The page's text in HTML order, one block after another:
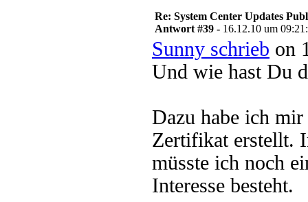
Re: System Center Updates
Antwort #39 - 16.12.10 um
Sunny schrieb on
Und wie hast Du
Dazu habe ich
Zertifikat erstellt.
müsste ich noch
Interesse besteht.